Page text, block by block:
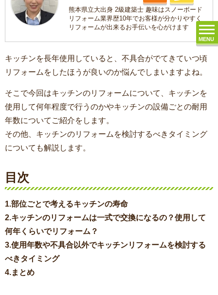
MENU
熊本県立大出身 2級建築士 趣味はスノーボード
リフォーム業界歴10年でお客様が分かりやすく
リフォームが出来るお手伝いを心がけます
キッチンを長年使用していると、不具合がでてきていつ頃
リフォームをしたほうが良いのか悩んでしまいますよね。
そこで今回はキッチンのリフォームについて、キッチンを
使用して何年程度で行うのかやキッチンの設備ごとの耐用
年数についてご紹介をします。
その他、キッチンのリフォームを検討するべきタイミング
についても解説します。
目次
1.部位ごとで考えるキッチンの寿命
2.キッチンのリフォームは一式で交換になるの？使用して
何年くらいでリフォーム？
3.使用年数や不具合以外でキッチンリフォームを検討する
べきタイミング
4.まとめ